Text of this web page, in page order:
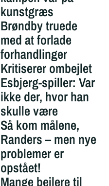
kunstgræs
Brøndby truede
med at forlade
forhandlinger
Kritiserer ombejlet
Esbjerg-spiller: Var
ikke der, hvor han
skulle være
Så kom målene,
Randers – men nye
problemer er
opstået!
Mange bejlere til